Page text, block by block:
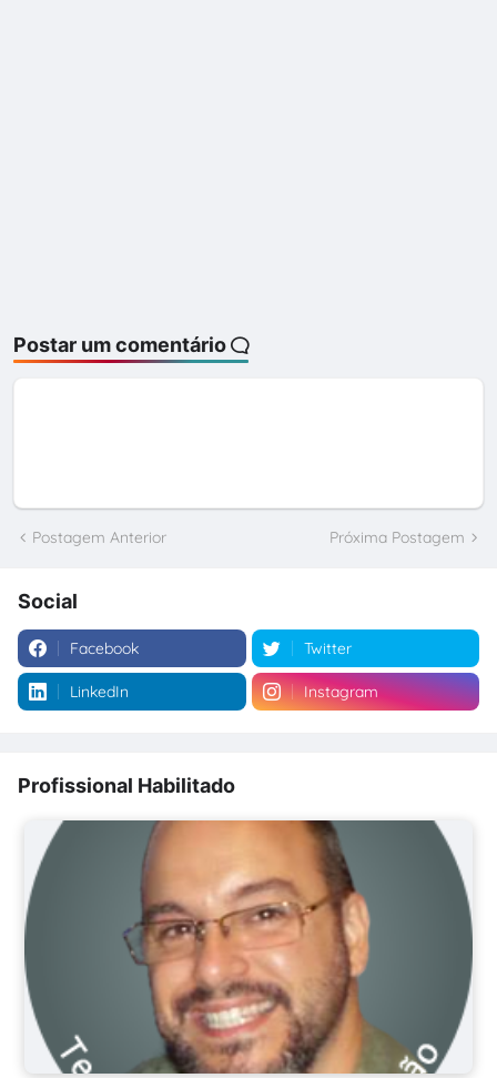
Postar um comentário
Postagem Anterior Próxima Postagem
Social
Facebook Twitter
LinkedIn Instagram
Profissional Habilitado